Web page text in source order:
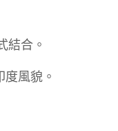
結合。
風貌。